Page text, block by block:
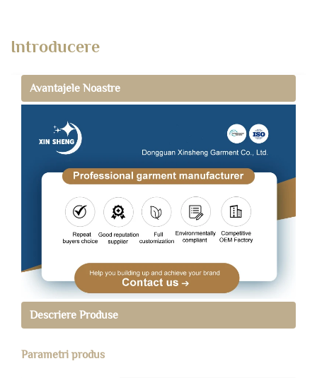
Introducere
Avantajele Noastre
Descriere Produse
Parametri produs